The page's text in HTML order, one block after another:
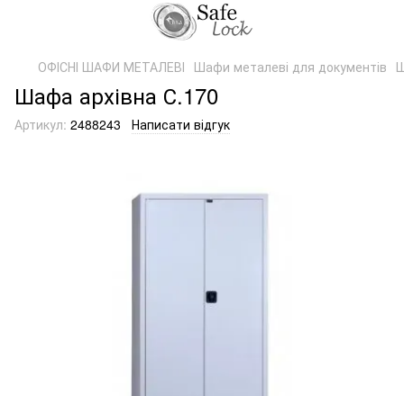
ОФІСНІ ШАФИ МЕТАЛЕВІ Шафи металеві для документів
Шафа архівна С.170
Артикул: 2488243 Написати відгук